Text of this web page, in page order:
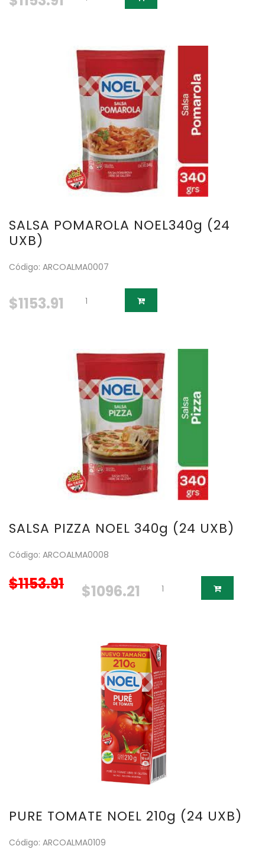
SALSA POMAROLA NOEL340g (24
UXB)
Código: ARCOALMA0007
$1153.91
SALSA PIZZA NOEL 340g (24 UXB)
Código: ARCOALMA0008
$1153.91 $1096.21
PURE TOMATE NOEL 210g (24 UXB)
Código: ARCOALMA0109